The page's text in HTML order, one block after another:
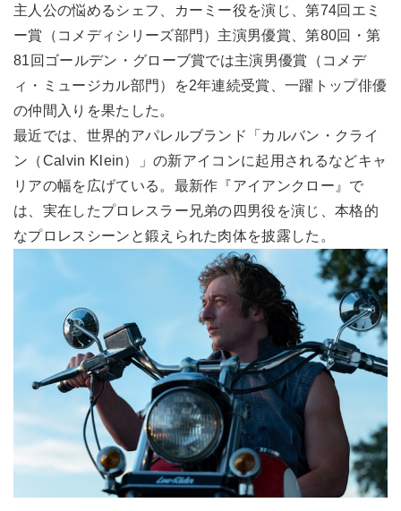
主人公の悩めるシェフ、カーミー役を演じ、第74回エミ
ー賞（コメディシリーズ部門）主演男優賞、第80回・第
81回ゴールデン・グローブ賞では主演男優賞（コメデ
ィ・ミュージカル部門）を2年連続受賞、一躍トップ俳優
の仲間入りを果たした。
最近では、世界的アパレルブランド「カルバン・クライ
ン（Calvin Klein）」の新アイコンに起用されるなどキャ
リアの幅を広げている。最新作『アイアンクロー』で
は、実在したプロレスラー兄弟の四男役を演じ、本格的
なプロレスシーンと鍛えられた肉体を披露した。